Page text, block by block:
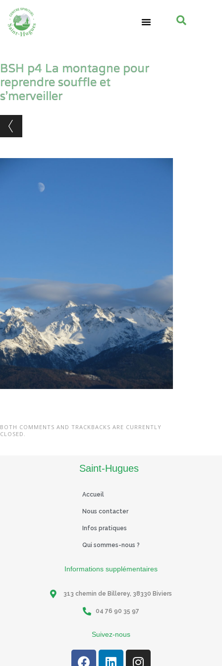
BSH p4 La montagne pour
reprendre souffle et
s’merveiller
BOTH COMMENTS AND TRACKBACKS ARE CURRENTLY
CLOSED.
Saint-Hugues
Accueil
Nous contacter
Infos pratiques
Qui sommes-nous ?
Informations supplémentaires
313 chemin de Billerey, 38330 Biviers
04 76 90 35 97
Suivez-nous